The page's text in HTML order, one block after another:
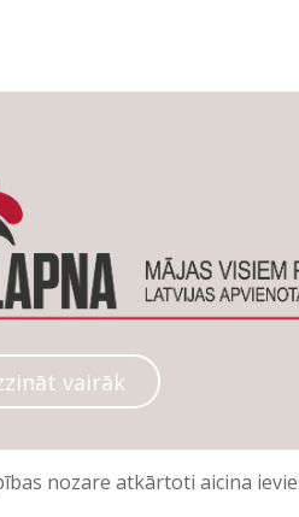
vairāk
nozare atkārtoti aicina